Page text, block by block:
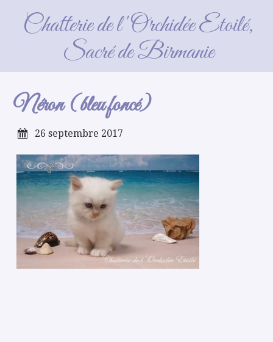
Chatterie de l'Orchidée Etoilé,
Sacré de Birmanie
Néron (bleu foncé)
Néron (bleu foncé)
26 septembre 2017